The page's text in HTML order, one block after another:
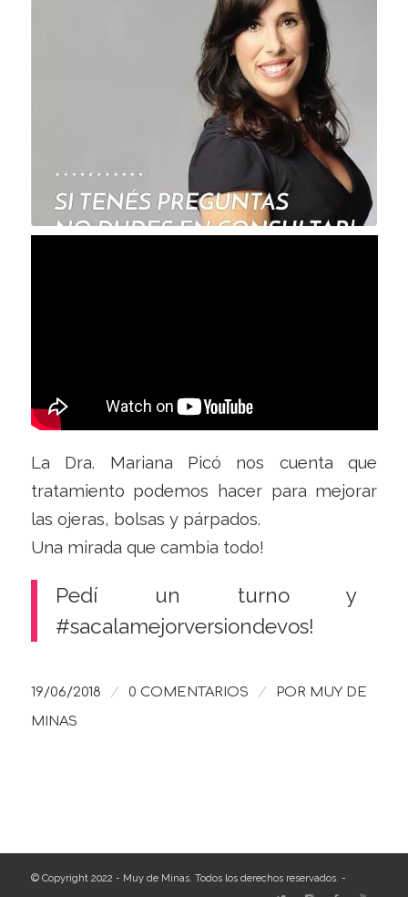
La Dra. Mariana Picó nos cuenta que
tratamiento podemos hacer para mejorar
las ojeras, bolsas y párpados.
Una mirada que cambia todo!
Pedí un turno y
#sacalamejorversiondevos!
19/06/2018 / 0 COMENTARIOS / POR MUY DE
MINAS
© Copyright 2022 - Muy de Minas. Todos los derechos reservados. -